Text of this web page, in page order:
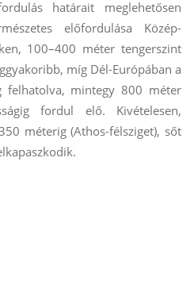
határait meglehetősen
előfordulása Közép-
100–400 méter tengerszint
míg Dél-Európában a
felhatolva, mintegy 800 méter
fordul elő. Kivételesen,
méterig (Athos-félsziget), sőt